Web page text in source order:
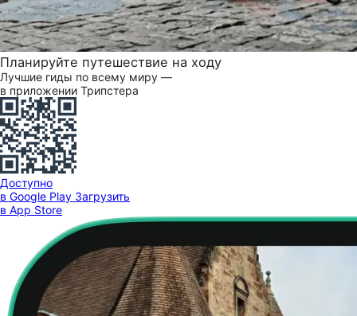
Планируйте путешествие на ходу
Лучшие гиды по всему миру —
в приложении Трипстера
Доступно
в Google Play Загрузить
в App Store